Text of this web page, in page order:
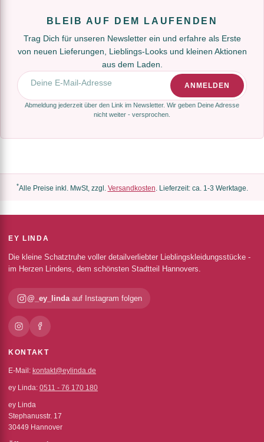
BLEIB AUF DEM LAUFENDEN
Trag Dich für unseren Newsletter ein und erfahre als Erste
von neuen Lieferungen, Lieblings-Looks und kleinen Aktionen
aus dem Laden.
E-Mail-Adresse
ANMELDEN
Abmeldung jederzeit über den Link im Newsletter. Wir geben Deine Adresse
nicht weiter - versprochen.
*Alle Preise inkl. MwSt, zzgl. Versandkosten. Lieferzeit: ca. 1-3 Werktage.
EY LINDA
Die kleine Schatztruhe voller detailverliebter Lieblingskleidungsstücke -
im Herzen Lindens, dem schönsten Stadtteil Hannovers.
@_ey_lindaauf Instagram folgen
KONTAKT
E-Mail: kontakt@eylinda.de
ey Linda: 0511 - 76 170 180
ey Linda
Stephanusstr. 17
30449 Hannover